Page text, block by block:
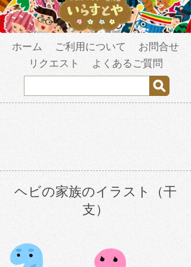
ホーム ご利用について
お問合せ
リクエスト
よくあるご質問
ヘビの家族のイラスト（干
支）